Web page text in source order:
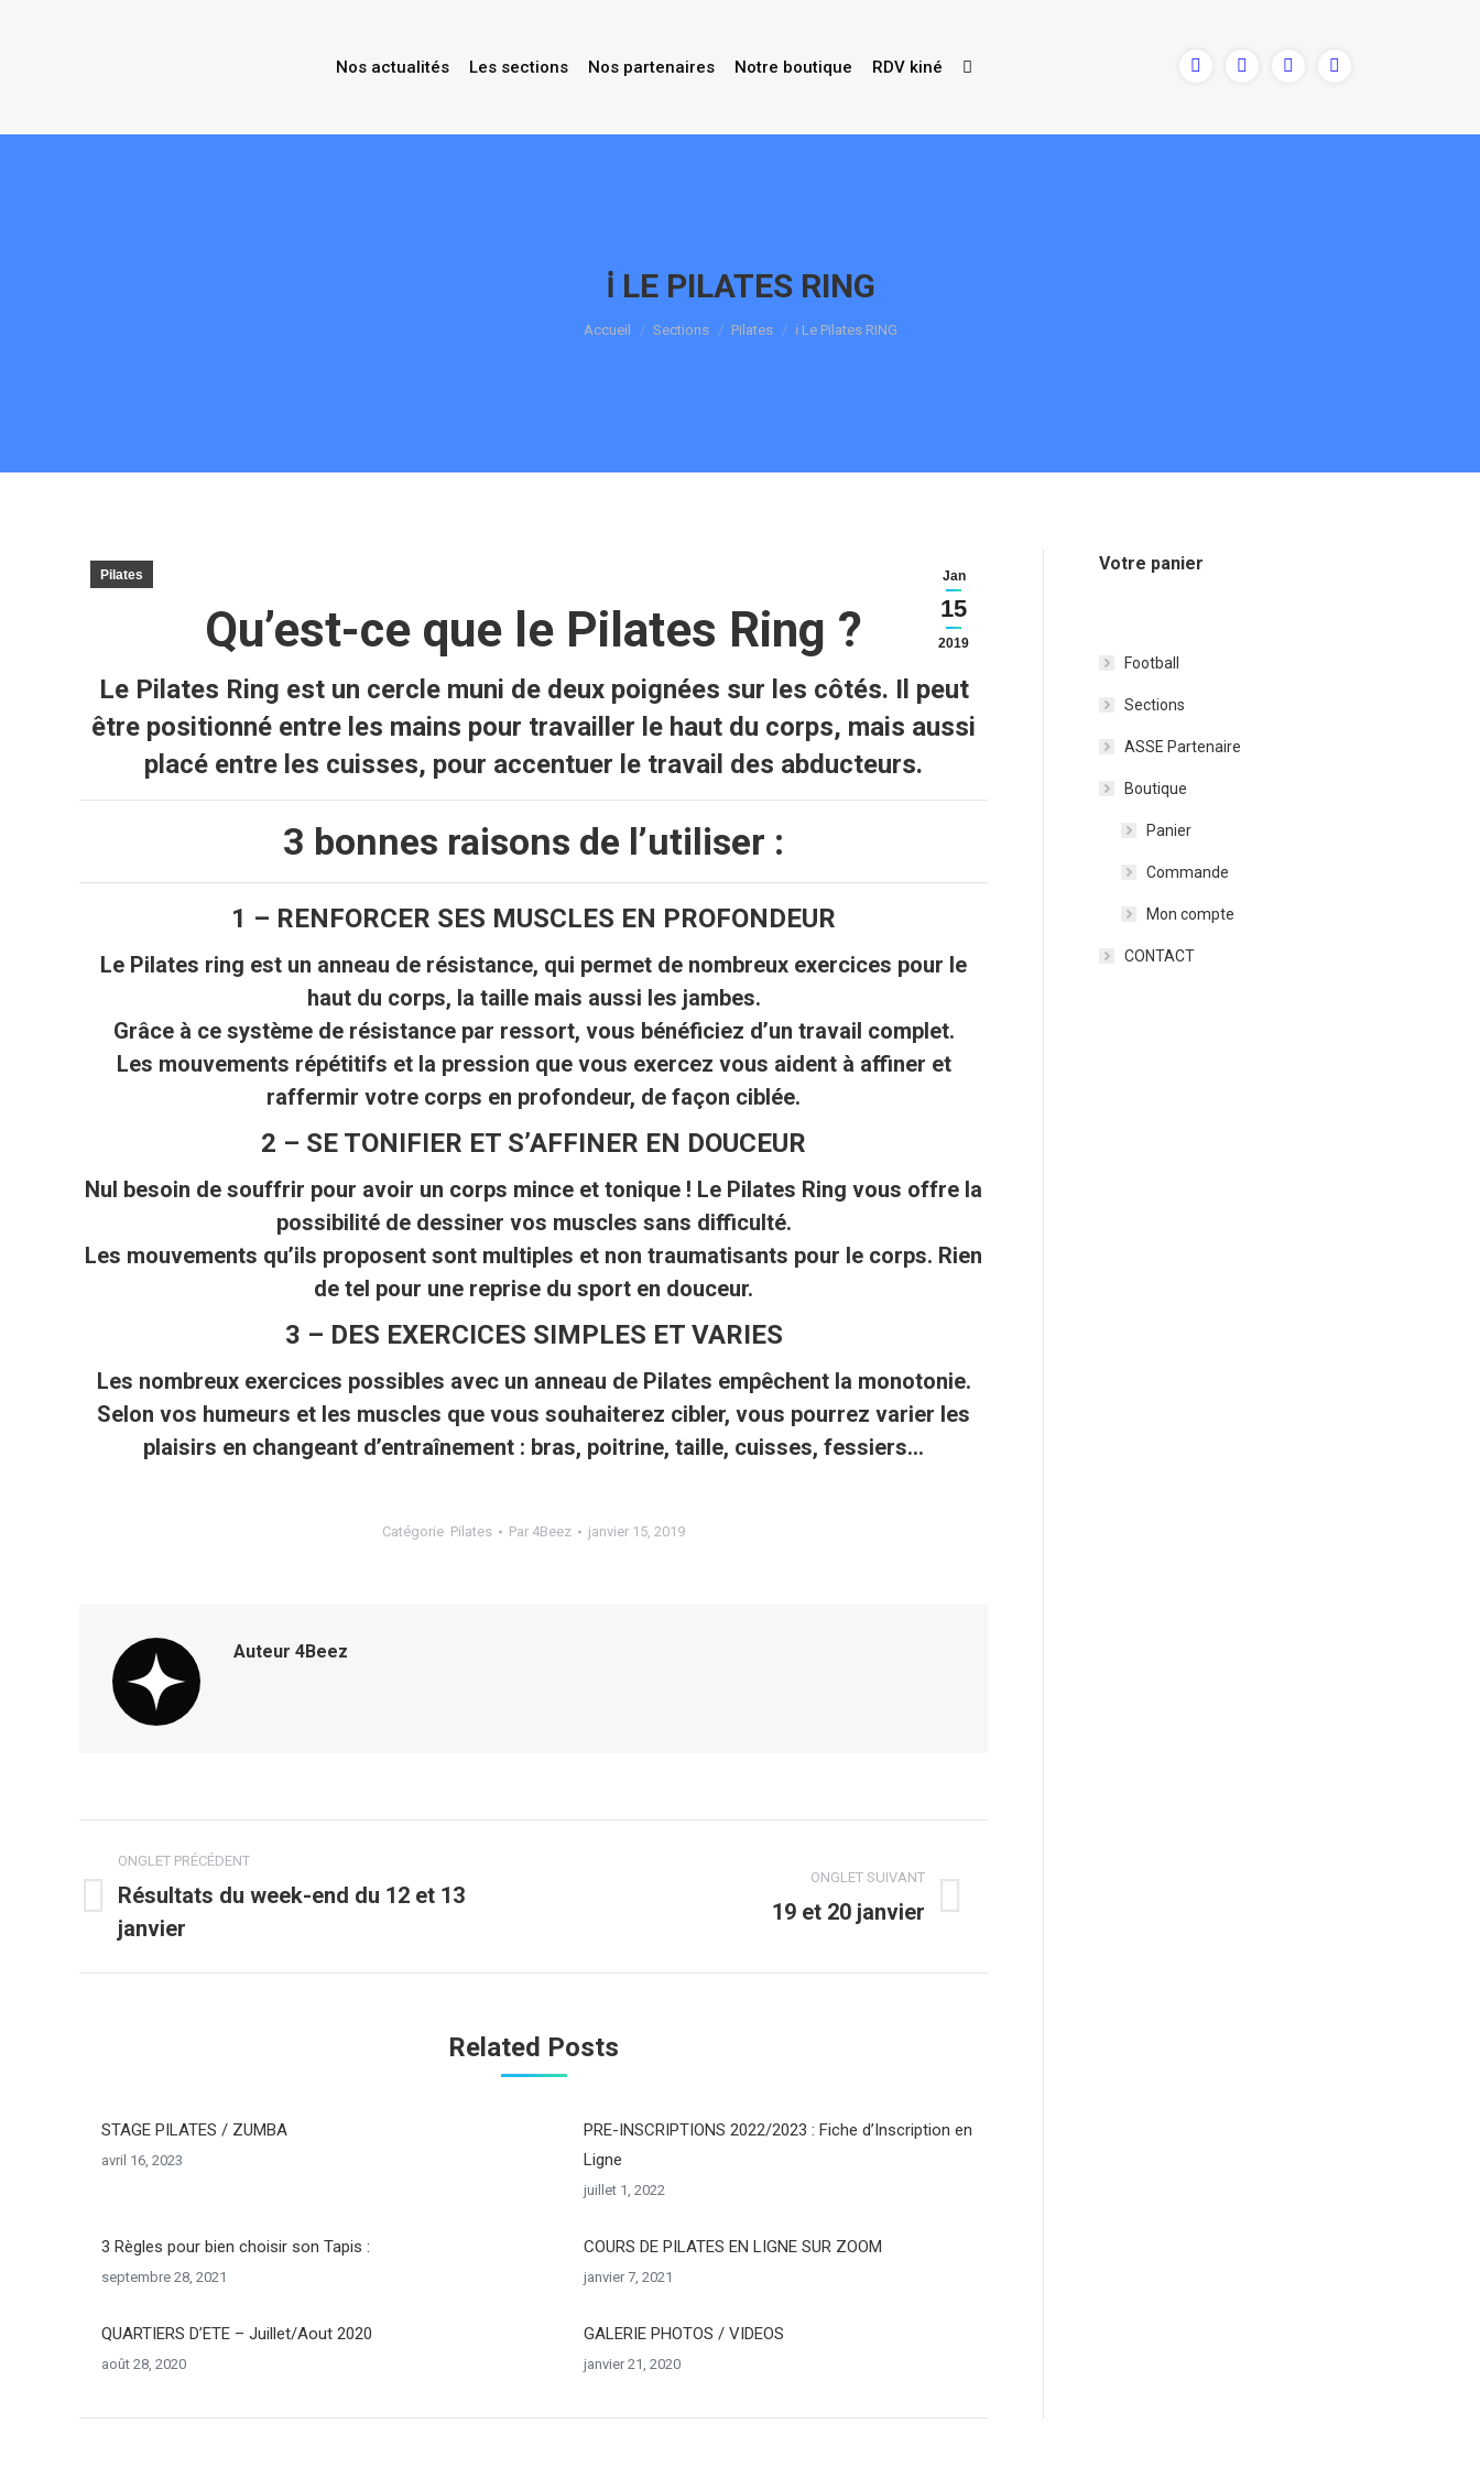
Nos actualités Les sections Nos partenaires Notre boutique RDV kiné
ℹ️ LE PILATES RING
Vous êtes ici :
Accueil Sections Pilates ℹ️ Le Pilates RING
Jan
15
2019
Pilates
Qu’est-ce que le Pilates Ring ?
Le Pilates Ring est un cercle muni de deux poignées sur les côtés. Il peut
être positionné entre les mains pour travailler le haut du corps, mais aussi
placé entre les cuisses, pour accentuer le travail des abducteurs.
3 bonnes raisons de l’utiliser :
1 – RENFORCER SES MUSCLES EN PROFONDEUR
Le Pilates ring est un anneau de résistance, qui permet de nombreux exercices pour le
haut du corps, la taille mais aussi les jambes.
Grâce à ce système de résistance par ressort, vous bénéficiez d’un travail complet.
Les mouvements répétitifs et la pression que vous exercez vous aident à affiner et
raffermir votre corps en profondeur, de façon ciblée.
2 – SE TONIFIER ET S’AFFINER EN DOUCEUR
Nul besoin de souffrir pour avoir un corps mince et tonique ! Le Pilates Ring vous offre la
possibilité de dessiner vos muscles sans difficulté.
Les mouvements qu’ils proposent sont multiples et non traumatisants pour le corps. Rien
de tel pour une reprise du sport en douceur.
3 – DES EXERCICES SIMPLES ET VARIES
Les nombreux exercices possibles avec un anneau de Pilates empêchent la monotonie.
Selon vos humeurs et les muscles que vous souhaiterez cibler, vous pourrez varier les
plaisirs en changeant d’entraînement : bras, poitrine, taille, cuisses, fessiers…
Catégorie Pilates Par 4Beez janvier 15, 2019
Auteur 4Beez
Navigation
de
commentaire
ONGLET PRÉCÉDENT
Onglet
précédent
Résultats du week-end du 12 et 13
janvier
ONGLET SUIVANT
19 et 20 janvier
Related Posts
STAGE PILATES / ZUMBA
avril 16, 2023
PRE-INSCRIPTIONS 2022/2023 : Fiche d’Inscription en
Ligne
juillet 1, 2022
3 Règles pour bien choisir son Tapis :
septembre 28, 2021
COURS DE PILATES EN LIGNE SUR ZOOM
janvier 7, 2021
QUARTIERS D’ETE – Juillet/Aout 2020
août 28, 2020
GALERIE PHOTOS / VIDEOS
janvier 21, 2020
Votre panier
Football
Sections
ASSE Partenaire
Boutique
Panier
Commande
Mon compte
CONTACT